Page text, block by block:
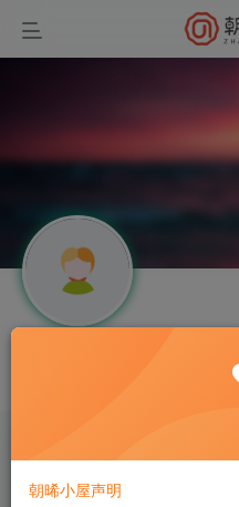
文章0 收藏0 评论0
朝晞小屋声明